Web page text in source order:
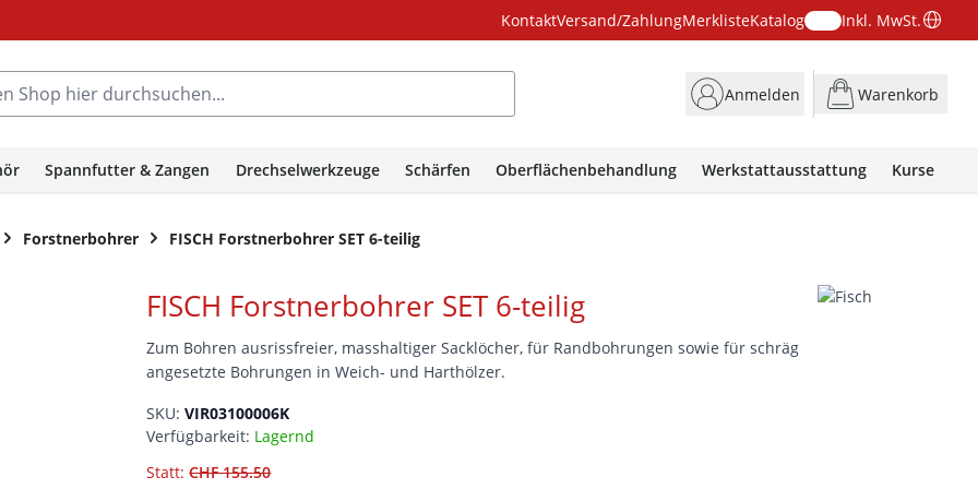
KontaktVersand/ZahlungMerklisteKatalog Inkl. MwSt.
hier durchsuchen...
Anmelden Warenkorb
Spannfutter & Zangen Drechselwerkzeuge Schärfen Oberflächenbehandlung Werkstattausstattung Kurse
Forstnerbohrer FISCH Forstnerbohrer SET 6-teilig
FISCH Forstnerbohrer SET 6-teilig
Zum Bohren ausrissfreier, masshaltiger Sacklöcher, für Randbohrungen sowie für schräg
angesetzte Bohrungen in Weich- und Harthölzer.
SKU: VIR03100006K
Verfügbarkeit: Lagernd
Statt: CHF 155.50